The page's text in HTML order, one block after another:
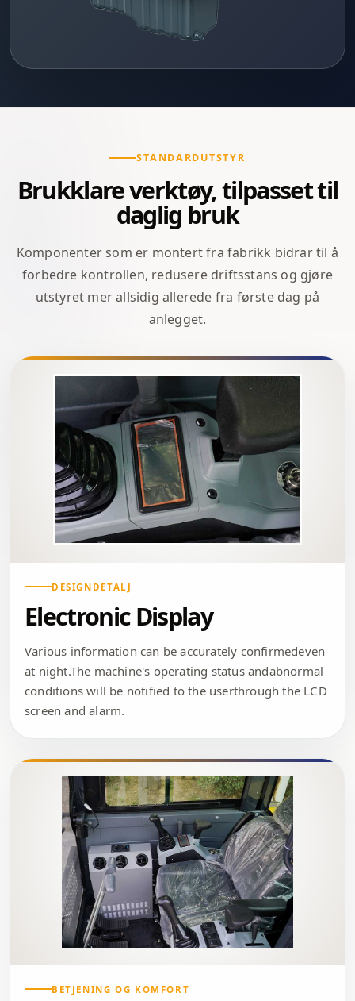
STANDARDUTSTYR
Brukklare verktøy, tilpasset til
daglig bruk
Komponenter som er montert fra fabrikk bidrar til å
forbedre kontrollen, redusere driftsstans og gjøre
utstyret mer allsidig allerede fra første dag på
anlegget.
DESIGNDETALJ
Electronic Display
Various information can be accurately confirmedeven
at night.The machine's operating status andabnormal
conditions will be notified to the userthrough the LCD
screen and alarm.
BETJENING OG KOMFORT